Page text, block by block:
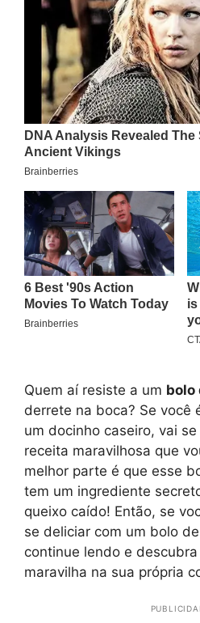
Quem aí resiste a um bolo
derrete na boca? Se você
um docinho caseiro, vai
receita maravilhosa que
melhor parte é que esse
tem um ingrediente
queixo caído! Então, se
se deliciar com um bolo
continue lendo e
maravilha na sua própria